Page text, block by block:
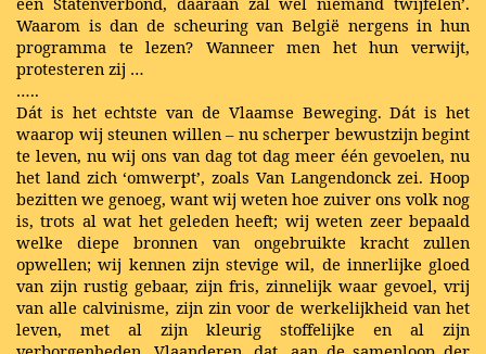
Waarom is dan de scheuring van België nergens in hun
programma te lezen? Wanneer men het hun verwijt,
protesteren zij …
…..
Dát is het echtste van de Vlaamse Beweging. Dát is het
waarop wij steunen willen – nu scherper bewustzijn begint
te leven, nu wij ons van dag tot dag meer één gevoelen, nu
het land zich ‘omwerpt’, zoals Van Langendonck zei. Hoop
bezitten we genoeg, want wij weten hoe zuiver ons volk nog
is, trots al wat het geleden heeft; wij weten zeer bepaald
welke diepe bronnen van ongebruikte kracht zullen
opwellen; wij kennen zijn stevige wil, de innerlijke gloed
van zijn rustig gebaar, zijn fris, zinnelijk waar gevoel, vrij
van alle calvinisme, zijn zin voor de werkelijkheid van het
leven, met al zijn kleurig stoffelijke en al zijn